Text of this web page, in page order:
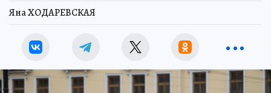
Яна ХОДАРЕВСКАЯ